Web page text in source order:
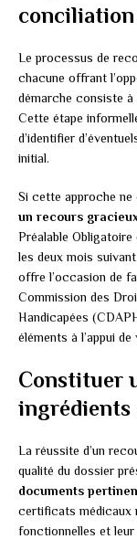
Le processus de
chacune offrant
démarche consiste à
Cette étape
d’identifier
initial.
Si cette approche
un recours
Préalable
les deux mois
offre l’occasion de
Commission des
Handicapées
éléments à l’appui
Constituer
ingrédients
La réussite d’un
qualité du dossier
documents
certificats médicaux
fonctionnelles et leur